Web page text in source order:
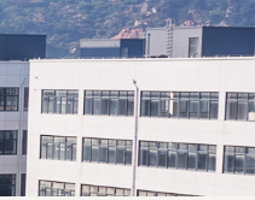
العربية
中文